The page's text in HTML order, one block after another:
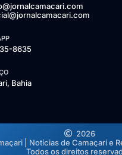
8635
Bahia
2026
| Notícias de Camaçari e
Todos os direitos